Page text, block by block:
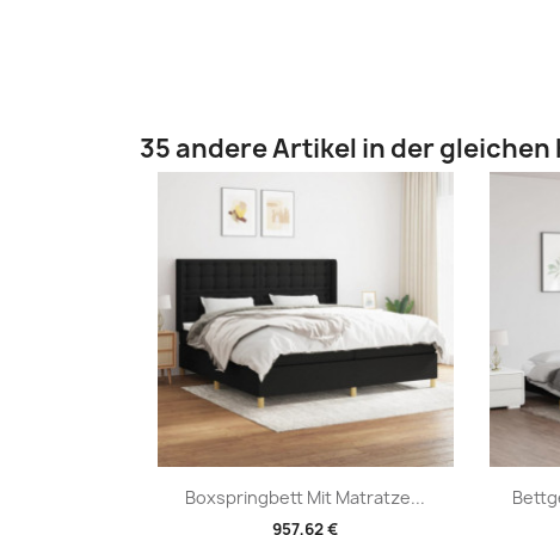
35 andere Artikel in der gleichen
Boxspringbett Mit Matratze...
957,62 €
Vorschau